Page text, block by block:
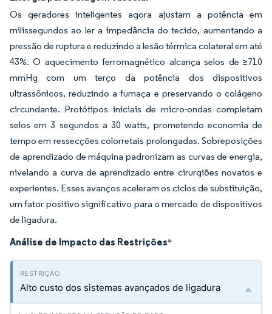
Os geradores inteligentes agora ajustam a potência em
milissegundos ao ler a impedância do tecido, aumentando a
pressão de ruptura e reduzindo a lesão térmica colateral em até
43%. O aquecimento ferromagnético alcança selos de ≥710
mmHg com um terço da potência dos dispositivos
ultrassônicos, reduzindo a fumaça e preservando o colágeno
circundante. Protótipos iniciais de micro-ondas completam
selos em 3 segundos a 30 watts, prometendo economia de
tempo em ressecções colorretais prolongadas. Sobreposições
de aprendizado de máquina padronizam as curvas de energia,
nivelando a curva de aprendizado entre cirurgiões novatos e
experientes. Esses avanços aceleram os ciclos de substituição,
um fator positivo significativo para o mercado de dispositivos
de ligadura.
Análise de Impacto das Restrições*
Alto custo dos sistemas avançados de ligadura